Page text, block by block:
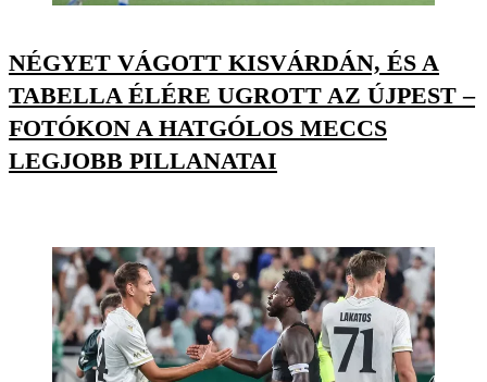
NÉGYET VÁGOTT KISVÁRDÁN, ÉS A
TABELLA ÉLÉRE UGROTT AZ ÚJPEST –
FOTÓKON A HATGÓLOS MECCS
LEGJOBB PILLANATAI